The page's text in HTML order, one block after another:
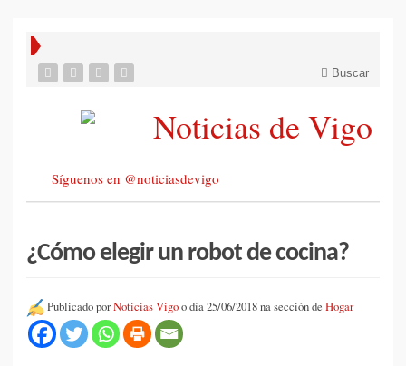
Buscar
Síguenos en @noticiasdevigo
¿Cómo elegir un robot de cocina?
Publicado porNoticias Vigoo día 25/06/2018 na sección de Hogar